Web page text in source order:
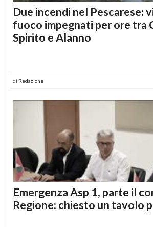
Due incendi nel Pescarese:
fuoco impegnati per ore tra
Spirito e Alanno
di Redazione
Emergenza Asp 1, parte il
Regione: chiesto un tavolo